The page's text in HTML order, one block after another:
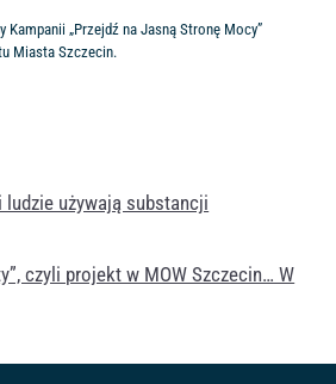
Kampanii „Przejdź na Jasną Stronę Mocy”
Miasta Szczecin.
ludzie używają substancji
czyli projekt w MOW Szczecin… W